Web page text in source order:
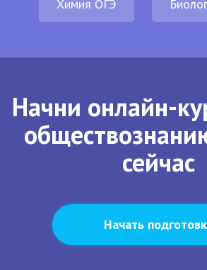
Химия ОГЭ
Начни онлайн-
сейчас
Начать